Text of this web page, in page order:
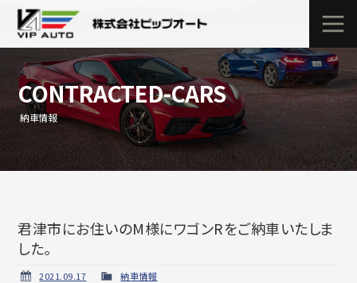
CONTRACTED-CARS
納車情報
君津市にお住いのM様にワゴンRをご納車いたしま
した。
2021.09.17
納車情報